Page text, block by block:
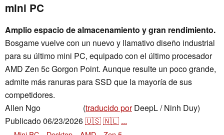
mini PC
Amplio espacio de almacenamiento y gran rendimiento.
Bosgame vuelve con un nuevo y llamativo diseño industrial
para su último mini PC, equipado con el último procesador
AMD Zen 5c Gorgon Point. Aunque resulte un poco grande,
admite más ranuras para SSD que la mayoría de sus
competidores.
Allen Ngo
(traducido porDeepL / Ninh Duy)
Publicado06/23/2026🇺🇸🇳🇱 ...